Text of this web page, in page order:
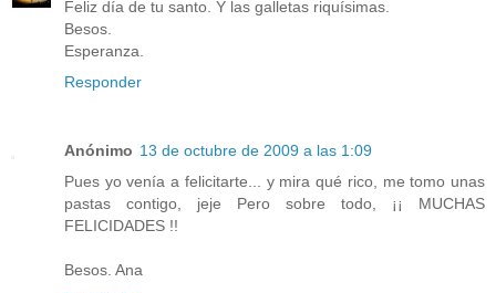
Feliz día de tu santo. Y las galletas riquísimas.
Besos.
Esperanza.
Responder
Anónimo 13 de octubre de 2009 a las 1:09
Pues yo venía a felicitarte... y mira qué rico, me tomo unas
pastas contigo, jeje Pero sobre todo, ¡¡ MUCHAS
FELICIDADES !!
Besos. Ana